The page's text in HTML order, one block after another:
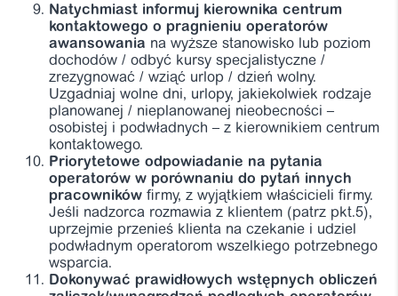
Natychmiast informuj kierownika centrum
kontaktowego o pragnieniu operatorów
awansowania na wyższe stanowisko lub poziom
dochodów / odbyć kursy specjalistyczne /
zrezygnować / wziąć urlop / dzień wolny.
Uzgadniaj wolne dni, urlopy, jakiekolwiek rodzaje
planowanej / nieplanowanej nieobecności –
osobistej i podwładnych – z kierownikiem centrum
kontaktowego.
Priorytetowe odpowiadanie na pytania
operatorów w porównaniu do pytań innych
pracowników firmy, z wyjątkiem właścicieli firmy.
Jeśli nadzorca rozmawia z klientem (patrz pkt.5),
uprzejmie przenieś klienta na czekanie i udziel
podwładnym operatorom wszelkiego potrzebnego
wsparcia.
Dokonywać prawidłowych wstępnych obliczeń